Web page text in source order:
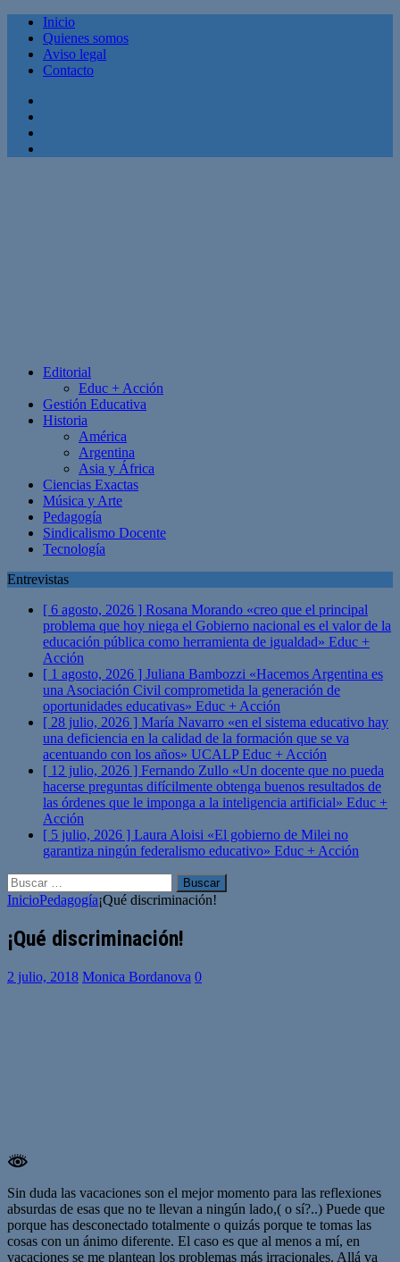
Inicio
Quienes somos
Aviso legal
Contacto
Editorial
Educ + Acción
Gestión Educativa
Historia
América
Argentina
Asia y África
Ciencias Exactas
Música y Arte
Pedagogía
Sindicalismo Docente
Tecnología
Entrevistas
[ 6 agosto, 2026 ] Rosana Morando «creo que el principal
problema que hoy niega el Gobierno nacional es el valor de la
educación pública como herramienta de igualdad» Educ +
Acción
[ 1 agosto, 2026 ] Juliana Bambozzi «Hacemos Argentina es
una Asociación Civil comprometida la generación de
oportunidades educativas» Educ + Acción
[ 28 julio, 2026 ] María Navarro «en el sistema educativo hay
una deficiencia en la calidad de la formación que se va
acentuando con los años» UCALPEduc + Acción
[ 12 julio, 2026 ] Fernando Zullo «Un docente que no pueda
hacerse preguntas difícilmente obtenga buenos resultados de
las órdenes que le imponga a la inteligencia artificial» Educ +
Acción
[ 5 julio, 2026 ] Laura Aloisi «El gobierno de Milei no
garantiza ningún federalismo educativo» Educ + Acción
Buscar:
InicioPedagogía¡Qué discriminación!
¡Qué discriminación!
2 julio, 2018 Monica Bordanova 0
Sin duda las vacaciones son el mejor momento para las reflexiones
absurdas de esas que no te llevan a ningún lado,( o sí?..) Puede que
porque has desconectado totalmente o quizás porque te tomas las
cosas con un ánimo diferente. El caso es que al menos a mí, en
vacaciones se me plantean los problemas más irracionales. Allá va